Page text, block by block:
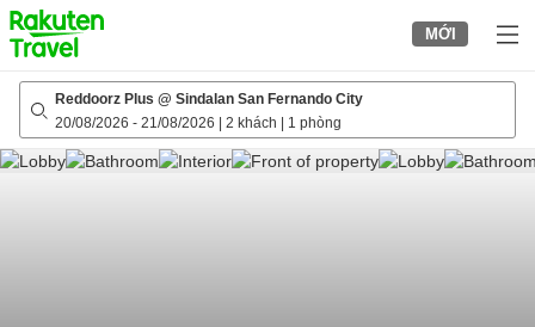
to
top
page
MỚI
Reddoorz Plus @ Sindalan San Fernando City
20/08/2026 - 21/08/2026 2 khách 1 phòng